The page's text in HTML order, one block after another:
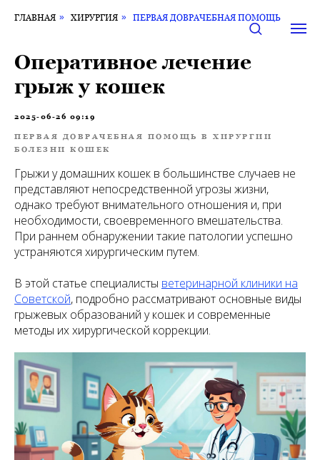
ГЛАВНАЯ » ХИРУРГИЯ » ПЕРВАЯ ДОВРАЧЕБНАЯ ПОМОЩЬ
Оперативное лечение
грыж у кошек
2025-06-26 09:19
ПЕРВАЯ ДОВРАЧЕБНАЯ ПОМОЩЬ В ХИРУРГИИ
БОЛЕЗНИ КОШЕК
Грыжи у домашних кошек в большинстве случаев не
представляют непосредственной угрозы жизни,
однако требуют внимательного отношения и, при
необходимости, своевременного вмешательства.
При раннем обнаружении такие патологии успешно
устраняются хирургическим путем.
В этой статье специалисты ветеринарной клиники на
Советской, подробно рассматривают основные виды
грыжевых образований у кошек и современные
методы их хирургической коррекции.